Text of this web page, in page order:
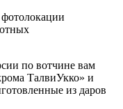
по вотчине вам
ТалвиУкко» и
из даров